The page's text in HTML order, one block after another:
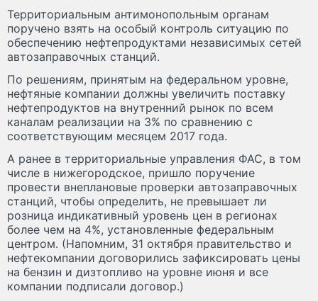
Территориальным антимонопольным органам
поручено взять на особый контроль ситуацию по
обеспечению нефтепродуктами независимых сетей
автозаправочных станций.
По решениям, принятым на федеральном уровне,
нефтяные компании должны увеличить поставку
нефтепродуктов на внутренний рынок по всем
каналам реализации на 3% по сравнению с
соответствующим месяцем 2017 года.
А ранее в территориальные управления ФАС, в том
числе в нижегородское, пришло поручение
провести внеплановые проверки автозаправочных
станций, чтобы определить, не превышает ли
розница индикативный уровень цен в регионах
более чем на 4%, установленные федеральным
центром. (Напомним, 31 октября правительство и
нефтекомпании договорились зафиксировать цены
на бензин и дизтопливо на уровне июня и все
компании подписали договор.)